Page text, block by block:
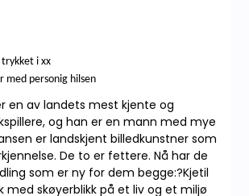
i xx
med personig hilsen
en av landets mest kjente og
og han er en mann med mye
er landskjent billedkunstner som
De to er fettere. Nå har de
som er ny for dem begge:?Kjetil
med skøyerblikk på et liv og et miljø